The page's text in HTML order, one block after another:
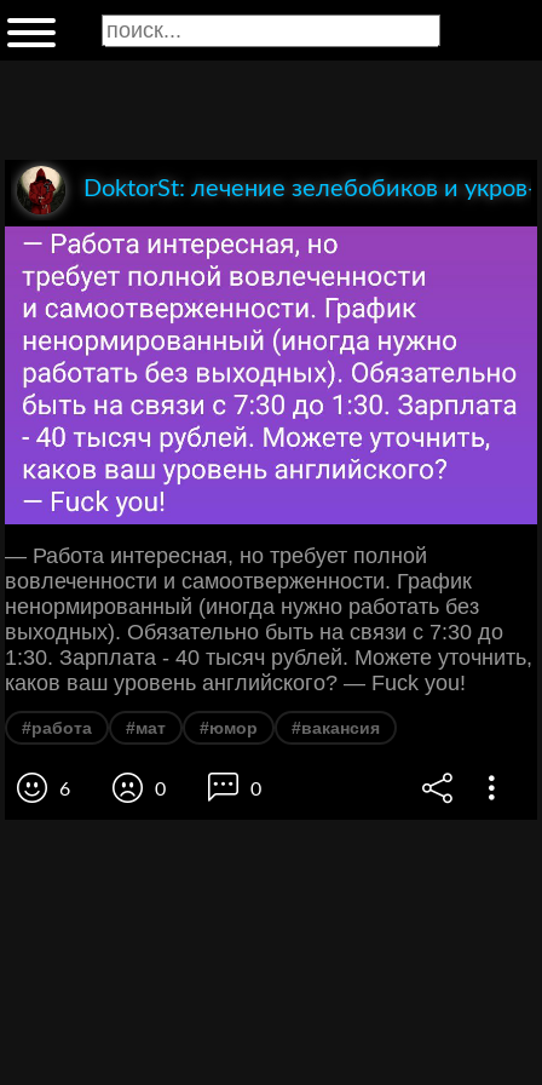
DoktorSt: лечение зелебобиков и укров-
— Работа интересная, но требует полной
вовлеченности и самоотверженности. График
ненормированный (иногда нужно работать без
выходных). Обязательно быть на связи с 7:30 до
1:30. Зарплата - 40 тысяч рублей. Можете уточнить,
каков ваш уровень английского? — Fuck you!
#работа #мат #юмор #вакансия
6 0 0